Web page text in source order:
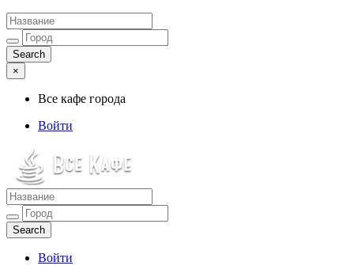
×
Все кафе города
Войти
Все кафе города
Каталог хороших кафе
Войти